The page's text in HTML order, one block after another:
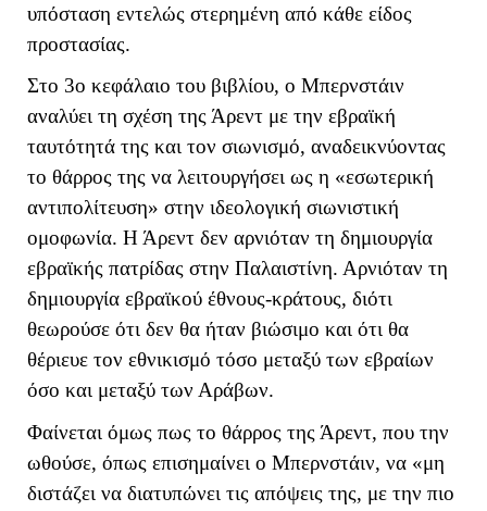
υπόσταση εντελώς στερημένη από κάθε είδος
προστασίας.
Στο 3ο κεφάλαιο του βιβλίου, ο Μπερνστάιν
αναλύει τη σχέση της Άρεντ με την εβραϊκή
ταυτότητά της και τον σιωνισμό, αναδεικνύοντας
το θάρρος της να λειτουργήσει ως η «εσωτερική
αντιπολίτευση» στην ιδεολογική σιωνιστική
ομοφωνία. Η Άρεντ δεν αρνιόταν τη δημιουργία
εβραϊκής πατρίδας στην Παλαιστίνη. Αρνιόταν τη
δημιουργία εβραϊκού έθνους-κράτους, διότι
θεωρούσε ότι δεν θα ήταν βιώσιμο και ότι θα
θέριευε τον εθνικισμό τόσο μεταξύ των εβραίων
όσο και μεταξύ των Αράβων.
Φαίνεται όμως πως το θάρρος της Άρεντ, που την
ωθούσε, όπως επισημαίνει ο Μπερνστάιν, να «μη
διστάζει να διατυπώνει τις απόψεις της, με την πιο